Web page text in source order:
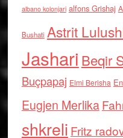
albano kolonjari alfons Grishaj
Bushati Astrit
Jashari Beqir
Buçpapaj Elmi Berisha
Eugjen Merlika
shkreli Fritz